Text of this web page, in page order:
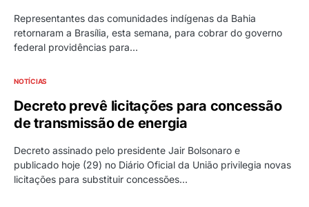
Representantes das comunidades indígenas da Bahia
retornaram a Brasília, esta semana, para cobrar do governo
federal providências para…
NOTÍCIAS
Decreto prevê licitações para concessão
de transmissão de energia
Decreto assinado pelo presidente Jair Bolsonaro e
publicado hoje (29) no Diário Oficial da União privilegia novas
licitações para substituir concessões…